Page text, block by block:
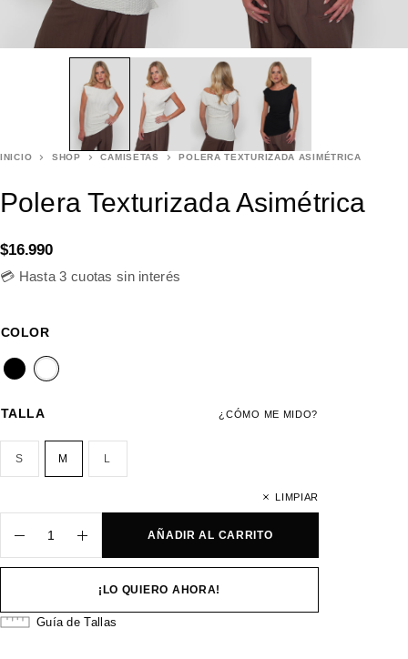
INICIO SHOP CAMISETAS POLERA TEXTURIZADA ASIMÉTRICA
Polera Texturizada Asimétrica
$16.990
💳 Hasta 3 cuotas sin interés
COLOR
¿CÓMO ME MIDO?
TALLA
S M L
LIMPIAR
AÑADIR AL CARRITO
¡LO QUIERO AHORA!
Guía de Tallas